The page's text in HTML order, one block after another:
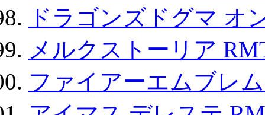
ドラゴンズドグマ オ
メルクストーリア
ファイアーエムブレ